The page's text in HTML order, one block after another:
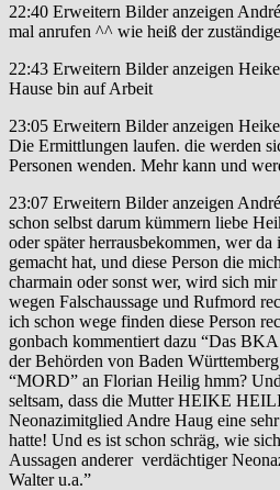
22:40 Erweitern Bilder anzeigen
mal anrufen ^^ wie heiß der
22:43 Erweitern Bilder anzeigen
Hause bin auf Arbeit
23:05 Erweitern Bilder anzeigen
Die Ermittlungen laufen. die werden
Personen wenden. Mehr kann und
23:07 Erweitern Bilder anzeigen
schon selbst darum kümmern liebe
oder später herrausbekommen, wer da
gemacht hat, und diese Person die
charmain oder sonst wer, wird sich
wegen Falschaussage und Rufmord
ich schon wege finden diese Person
gonbach kommentiert dazu “Das
der Behörden von Baden
“MORD” an Florian Heilig hmm?
seltsam, dass die Mutter HEIKE
Neonazimitglied Andre Haug eine
hatte! Und es ist schon schräg, wie
Aussagen anderer verdächtiger
Walter u.a.”